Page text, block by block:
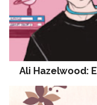
Ali Hazelwood: